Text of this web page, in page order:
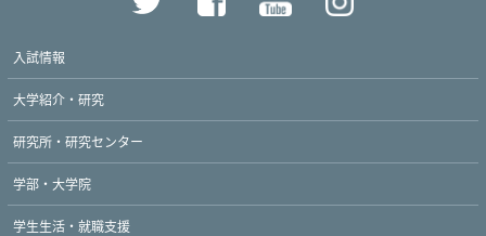
入試情報
大学紹介・研究
研究所・研究センター
学部・大学院
学生生活・就職支援